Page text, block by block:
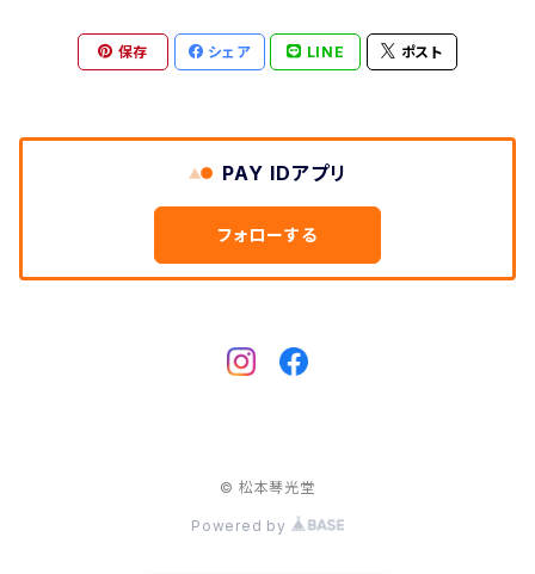
つや布巾
保存 シェア LINE ポスト
PAY IDアプリ
フォローする
© 松本琴光堂
Powered by